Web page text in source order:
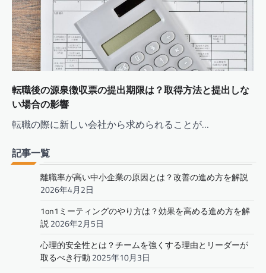
転職後の源泉徴収票の提出期限は？取得方法と提出しな
い場合の影響
転職の際に新しい会社から求められることが…
記事一覧
離職率が高い中小企業の原因とは？改善の進め方を解説
2026年4月2日
1on1ミーティングのやり方は？効果を高める進め方を解
説2026年2月5日
心理的安全性とは？チームを強くする理由とリーダーが
取るべき行動 2025年10月3日